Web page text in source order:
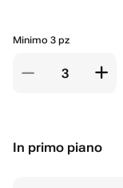
Minimo 3 pz
In primo piano